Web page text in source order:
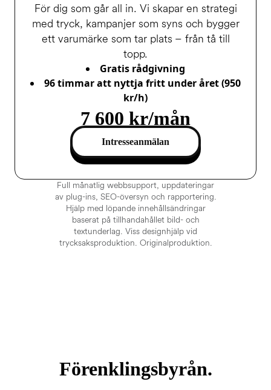
För dig som går all in. Vi skapar en strategi
med tryck, kampanjer som syns och bygger
ett varumärke som tar plats – från tå till
topp.
Gratis rådgivning
96 timmar att nyttja fritt under året (950
kr/h)
7 600 kr/mån
Intresseanmälan
Full månatlig webbsupport, uppdateringar
av plug-ins, SEO-översyn och rapportering.
Hjälp med löpande innehållsändringar
baserat på tillhandahållet bild- och
textunderlag. Viss designhjälp vid
trycksaksproduktion. Originalproduktion.
Förenklingsbyrån.